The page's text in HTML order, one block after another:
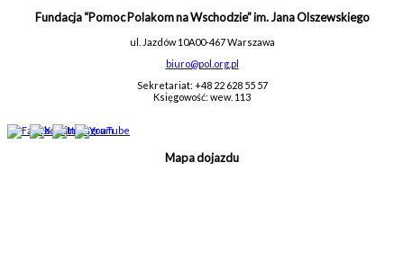
Fundacja “Pomoc Polakom na Wschodzie” im. Jana Olszewskiego
ul. Jazdów 10A00-467 Warszawa
biuro@pol.org.pl
Sekretariat: +48 22 628 55 57
Księgowość: wew. 113
Mapa dojazdu